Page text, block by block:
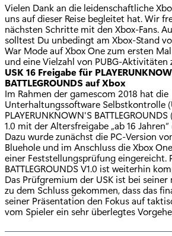
Vielen Dank an die leidenschaftliche
uns auf dieser Reise begleitet hat. Wir
nächsten Schritte mit den Xbox-Fans.
solltest Du unbedingt am Xbox-Stand
War Mode auf Xbox One zum ersten
und eine Vielzahl von PUBG-Aktivitäten
USK 16 Freigabe für
BATTLEGROUNDS auf Xbox
Im Rahmen der gamescom 2018 hat die
Unterhaltungssoftware Selbstkontrolle
PLAYERUNKNOWN'S
1.0 mit der Altersfreigabe „ab 16
Dazu wurde zunächst die PC-Version
Bluehole und im Anschluss die Xbox
einer Feststellungsprüfung eingereicht.
BATTLEGROUNDS V1.0 ist weiterhin
Das Prüfgremium der USK ist bei
zu dem Schluss gekommen, dass das
seiner Präsentation den Fokus auf
vom Spieler ein sehr überlegtes